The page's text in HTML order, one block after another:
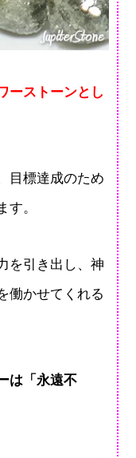
ーストーンとし
目標達成のため
す。
を引き出し、神
働かせてくれる
は「永遠不